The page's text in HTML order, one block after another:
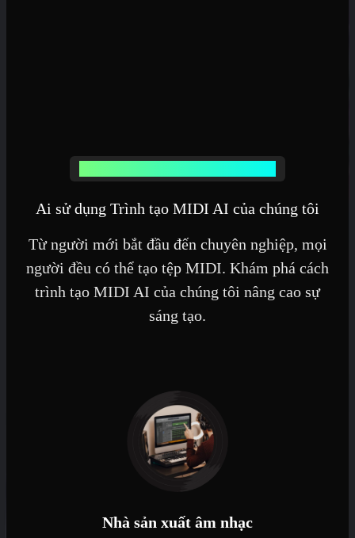
Ai sử dụng Trình tạo MIDI AI của chúng tôi
Từ người mới bắt đầu đến chuyên nghiệp, mọi
người đều có thể tạo tệp MIDI. Khám phá cách
trình tạo MIDI AI của chúng tôi nâng cao sự
sáng tạo.
Nhà sản xuất âm nhạc